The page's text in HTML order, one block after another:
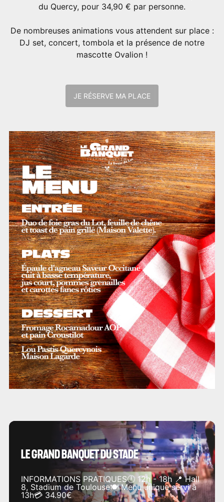
du Quercy, pour 34,90 € par personne.
De nombreuses animations vous attendent sur place :
DJ set, concert, tombola et la présence de notre
mascotte Ovalion !
JE RÉSERVE MA PLACE
LE GRAND BANQUET DU STADE
INFORMATIONS PRATIQUES🕛 12h - 18h 📍 Hall
8, Stadium de Toulouse🍽️ Menu unique servi à
13h💳 34.90€